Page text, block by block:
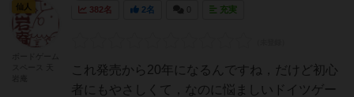
382名 2名 充実
これ発売から20年になるんですね，だけど初心
者にもやさしくて，なのに悩ましいドイツゲー
仙人